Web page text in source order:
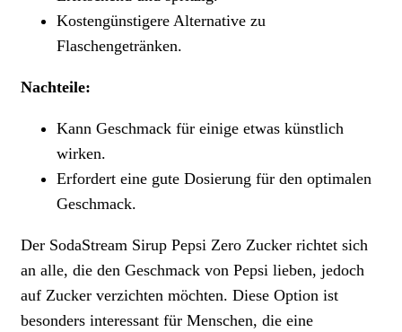
Kostengünstigere Alternative zu
Flaschengetränken.
Nachteile:
Kann Geschmack für einige etwas künstlich
wirken.
Erfordert eine gute Dosierung für den optimalen
Geschmack.
Der SodaStream Sirup Pepsi Zero Zucker richtet sich
an alle, die den Geschmack von Pepsi lieben, jedoch
auf Zucker verzichten möchten. Diese Option ist
besonders interessant für Menschen, die eine